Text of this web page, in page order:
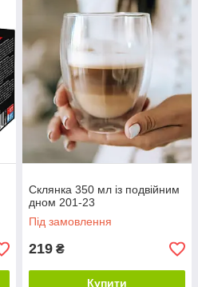
Склянка 350 мл із подвійним
дном 201-23
Під замовлення
219 ₴
Купити